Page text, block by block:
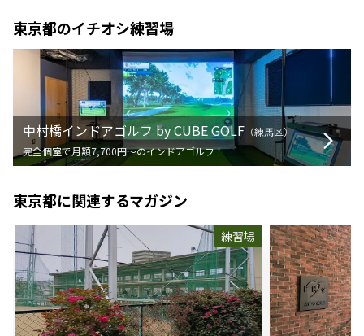
東京都のイチオシ練習場
中村橋インドアゴルフ by CUBE GOLF （練馬区）
完全個室で月額7,700円〜のインドアゴルフ！
東京都に関連するマガジン
練習場